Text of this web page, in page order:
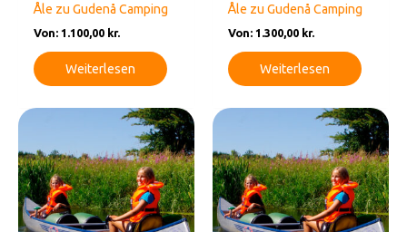
Åle zu Gudenå Camping
Von: 1.100,00 kr.
Weiterlesen
Åle zu Gudenå Camping
Von: 1.300,00 kr.
Weiterlesen